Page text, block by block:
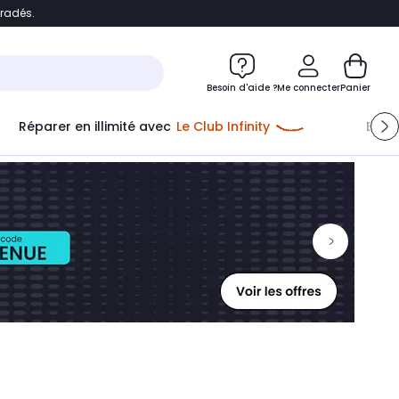
Besoin d'aide ?Me connecterPanier
Réparer en illimité avec Le Club Infinity